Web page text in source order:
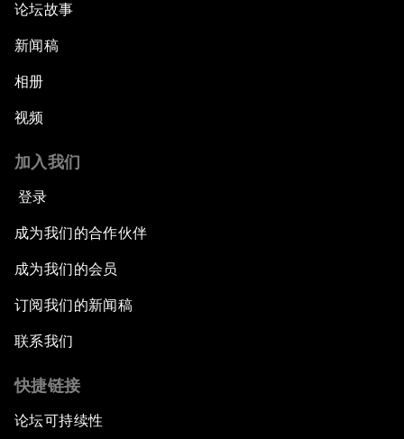
论坛故事
新闻稿
相册
视频
加入我们
登录
成为我们的合作伙伴
成为我们的会员
订阅我们的新闻稿
联系我们
快捷链接
论坛可持续性